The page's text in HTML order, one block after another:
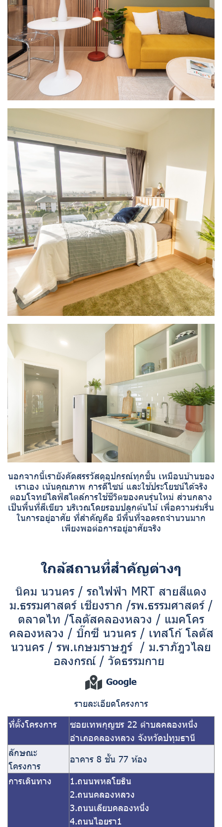
นอกจากนี้เรายังคัดสรรวัสดุอุปกรณ์ทุกชิ้น เหมือนบ้านของ
เราเอง เน้นคุณภาพ การดีไซน์ และใช้ประโยชน์ได้จริง
ตอบโจทย์ไลฟ์สไตล์การใช้ชีวิตของคนรุ่นใหม่ ส่วนกลาง
เป็นพื้นที่สีเขียว บริเวณโดยรอบปลูกต้นไม้ เพื่อความร่มรื่น
ในการอยู่อาศัย ที่สำคัญคือ มีพื้นที่จอดรถจำนวนมาก
เพียงพอต่อการอยู่อาศัยจริง
ใกล้สถานที่สำคัญต่างๆ
นิคม นวนคร / รถไฟฟ้า MRT สายสีแดง
ม.ธรรมศาสตร์ เชียงราก /รพ.ธรรมศาสตร์ /
ตลาดไท /โลตัสคลองหลวง / แมคโคร
คลองหลวง / บิ๊กซี นวนคร / เทสโก้ โลตัส
นวนคร / รพ.เกษมราษฎร์ / ม.ราภัฎวไลย
อลงกรณ์ / วัดธรรมกาย
Google
รายละเอียดโครงการ
ที่ตั้งโครงการ
ซอยเทพกุญชร 22 ตำบลคลองหนึ่ง
อำเภอคลองหลวง จังหวัดปทุมธานี
ลักษณะ
โครงการ
อาคาร 8 ชั้น 77 ห้อง
การเดินทาง
1.ถนนพหลโยธิน
2.ถนนคลองหลวง
3.ถนนเลียบคลองหนึ่ง
4.ถนนไอยรา1